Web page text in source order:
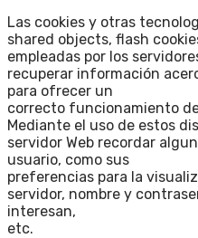
Las cookies y otras
shared objects, flash
empleadas por los
recuperar información
para ofrecer un
correcto funcionamiento
Mediante el uso de estos
servidor Web recordar
usuario, como sus
preferencias para la
servidor, nombre y
interesan,
etc.